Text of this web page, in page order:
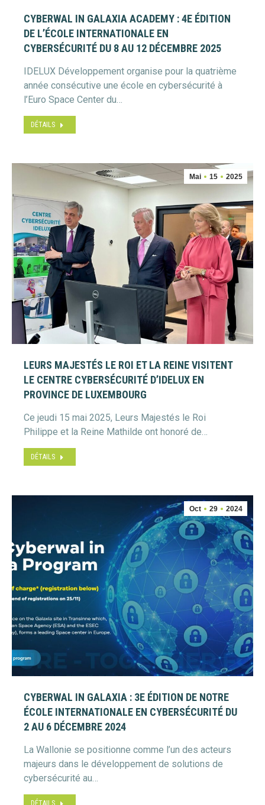
CYBERWAL IN GALAXIA ACADEMY : 4E ÉDITION
DE L’ÉCOLE INTERNATIONALE EN
CYBERSÉCURITÉ DU 8 AU 12 DÉCEMBRE 2025
IDELUX Développement organise pour la quatrième
année consécutive une école en cybersécurité à
l’Euro Space Center du…
DÉTAILS
Mai 15 2025
LEURS MAJESTÉS LE ROI ET LA REINE VISITENT
LE CENTRE CYBERSÉCURITÉ D’IDELUX EN
PROVINCE DE LUXEMBOURG
Ce jeudi 15 mai 2025, Leurs Majestés le Roi
Philippe et la Reine Mathilde ont honoré de…
DÉTAILS
Oct 29 2024
CYBERWAL IN GALAXIA : 3E ÉDITION DE NOTRE
ÉCOLE INTERNATIONALE EN CYBERSÉCURITÉ DU
2 AU 6 DÉCEMBRE 2024
La Wallonie se positionne comme l’un des acteurs
majeurs dans le développement de solutions de
cybersécurité au…
DÉTAILS